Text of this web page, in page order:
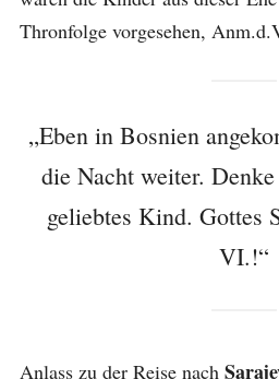
Thronfolge vorgesehen,
„Eben in Bosnien
die Nacht weiter.
geliebtes Kind. Gottes
VI.!“
Anlass zu der Reise nach